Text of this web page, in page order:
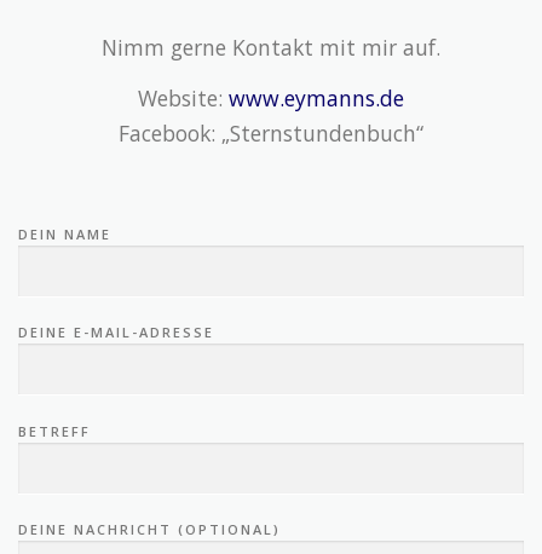
Nimm gerne Kontakt mit mir auf.
Website: www.eymanns.de
Facebook: „Sternstundenbuch“
DEIN NAME
DEINE E-MAIL-ADRESSE
BETREFF
DEINE NACHRICHT (OPTIONAL)